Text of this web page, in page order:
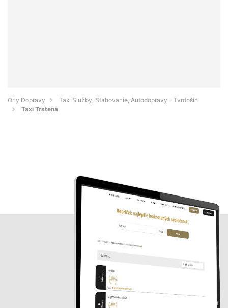
Orly Dopravy
Taxi Služby, Sťahovanie, Autodopravy - Tvrdošín
Taxi Trstená